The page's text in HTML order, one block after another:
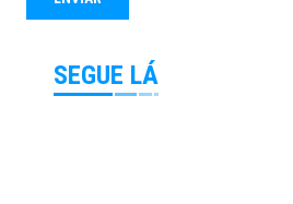
SEGUE LÁ